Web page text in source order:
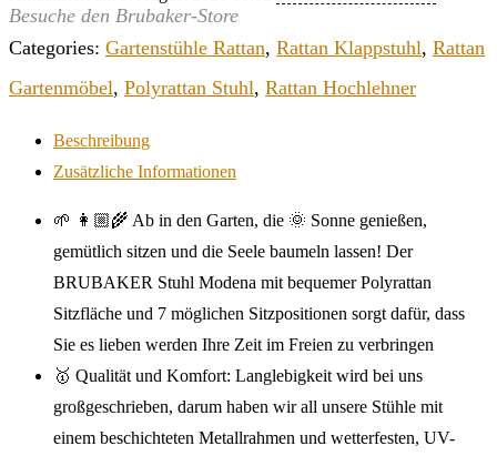
Besuche den Brubaker-Store
Categories: Gartenstühle Rattan, Rattan Klappstuhl, Rattan
Gartenmöbel, Polyrattan Stuhl, Rattan Hochlehner
Beschreibung
Zusätzliche Informationen
🌱 👩🏼‍🌾 Ab in den Garten, die 🌞 Sonne genießen,
gemütlich sitzen und die Seele baumeln lassen! Der
BRUBAKER Stuhl Modena mit bequemer Polyrattan
Sitzfläche und 7 möglichen Sitzpositionen sorgt dafür, dass
Sie es lieben werden Ihre Zeit im Freien zu verbringen
🥇 Qualität und Komfort: Langlebigkeit wird bei uns
großgeschrieben, darum haben wir all unsere Stühle mit
einem beschichteten Metallrahmen und wetterfesten, UV-